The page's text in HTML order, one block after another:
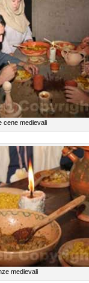
cene medievali
medievali